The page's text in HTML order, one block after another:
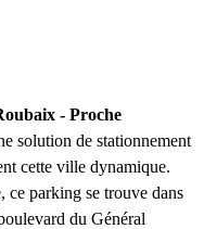
- Proche
solution de stationnement
cette ville dynamique.
ce parking se trouve dans
du Général